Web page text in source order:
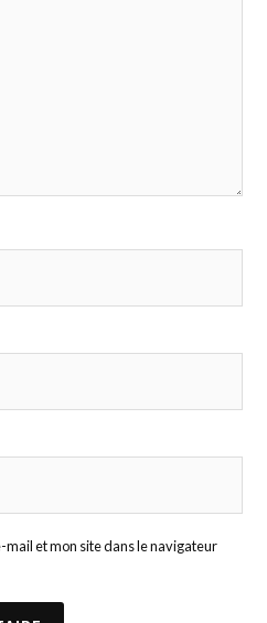
et mon site dans le navigateur